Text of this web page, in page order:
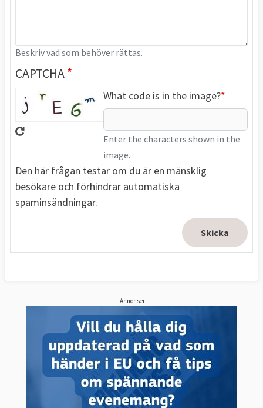
Beskriv vad som behöver rättas.
CAPTCHA
What code is in the image?
Enter the characters shown in the
image.
Den här frågan testar om du är en mänsklig
besökare och förhindrar automatiska
spaminsändningar.
Annonser